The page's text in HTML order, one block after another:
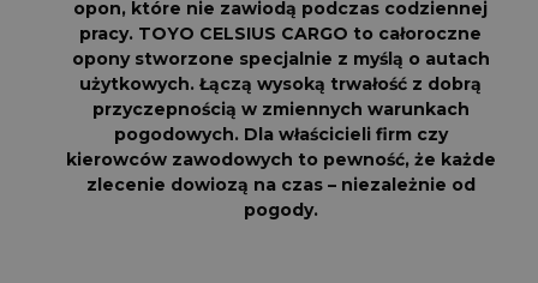
opon, które nie zawiodą podczas codziennej
pracy. TOYO CELSIUS CARGO to całoroczne
opony stworzone specjalnie z myślą o autach
użytkowych. Łączą wysoką trwałość z dobrą
przyczepnością w zmiennych warunkach
pogodowych. Dla właścicieli firm czy
kierowców zawodowych to pewność, że każde
zlecenie dowiozą na czas – niezależnie od
pogody.